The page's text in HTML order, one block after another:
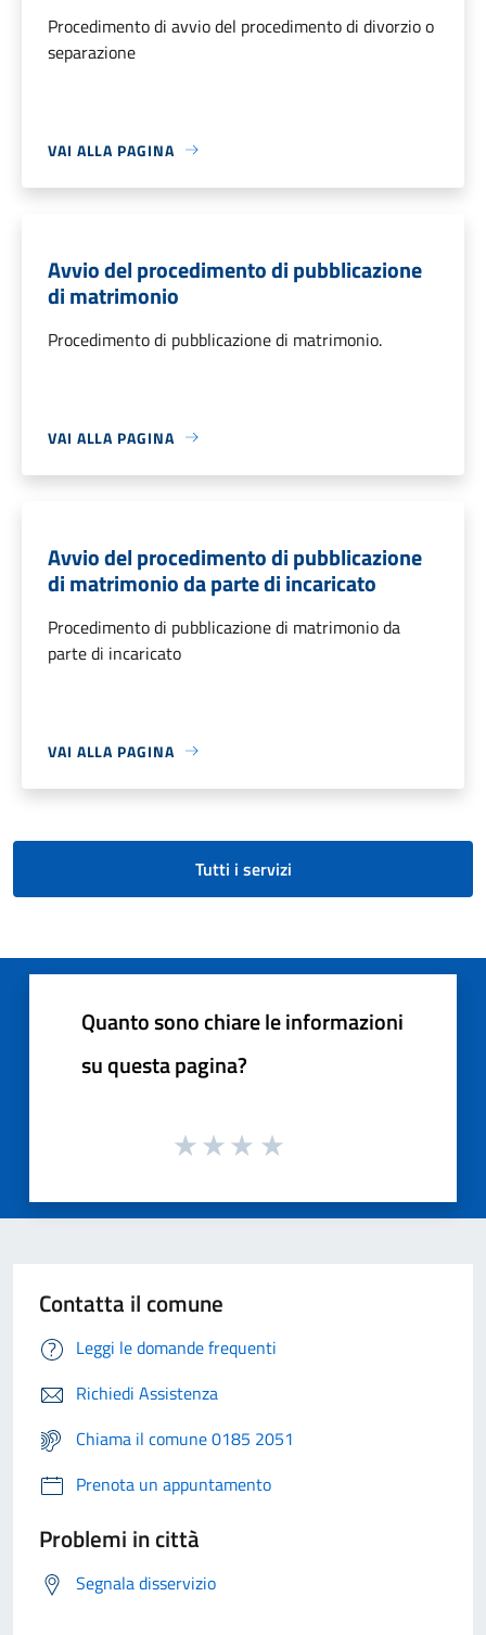
Procedimento di avvio del procedimento di divorzio o
separazione
VAI ALLA PAGINA
Avvio del procedimento di pubblicazione
di matrimonio
Procedimento di pubblicazione di matrimonio.
VAI ALLA PAGINA
Avvio del procedimento di pubblicazione
di matrimonio da parte di incaricato
Procedimento di pubblicazione di matrimonio da
parte di incaricato
VAI ALLA PAGINA
Tutti i servizi
Quanto sono chiare le informazioni
su questa pagina?
Contatta il comune
Leggi le domande frequenti
Richiedi Assistenza
Chiama il comune 0185 2051
Prenota un appuntamento
Problemi in città
Segnala disservizio